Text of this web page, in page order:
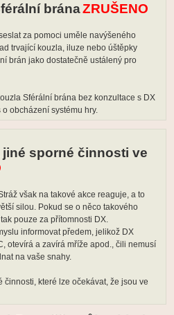
bránaZRUŠENO
za pomoci uměle navýšeného
trvající kouzla, iluze nebo úštěpky
brán jako dostatečně ustálený pro
Sférální brána bez konzultace s DX
obcházení systému hry.
sporné činnosti ve
však na takové akce reaguje, a to
silou. Pokud se o něco takového
pouze za přítomnosti DX.
informovat předem, jelikož DX
otevírá a zavírá mříže apod., čili nemusí
na vaše snahy.
které lze očekávat, že jsou ve